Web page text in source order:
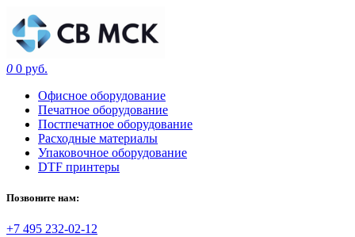
0 0 руб.
Офисное оборудование
Печатное оборудование
Постпечатное оборудование
Расходные материалы
Упаковочное оборудование
DTF принтеры
Позвоните нам:
+7 495 232-02-12